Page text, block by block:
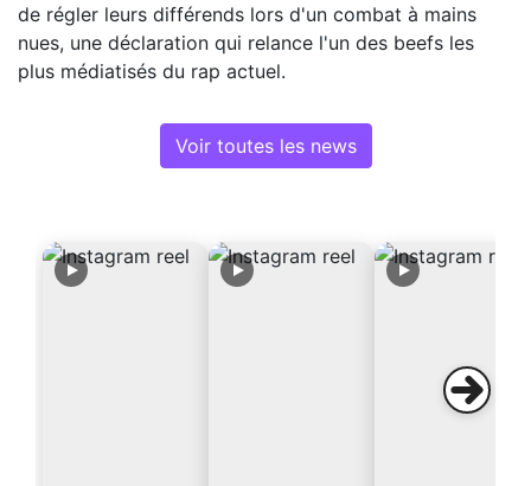
de régler leurs différends lors d'un combat à mains
nues, une déclaration qui relance l'un des beefs les
plus médiatisés du rap actuel.
Voir toutes les news